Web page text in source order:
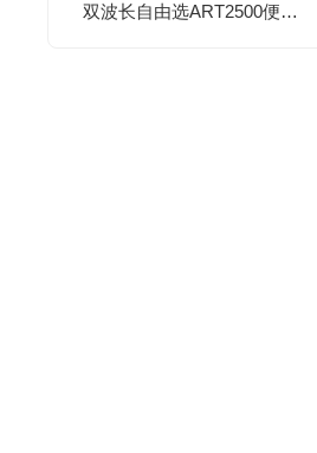
双波长自由选ART2500便携式激光拉曼光谱仪——高灵敏度·无损检测·